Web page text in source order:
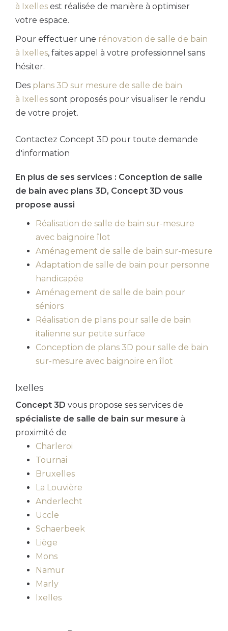
à Ixelles est réalisée de manière à optimiser
votre espace.
Pour effectuer une rénovation de salle de bain
à Ixelles, faites appel à votre professionnel sans
hésiter.
Des plans 3D sur mesure de salle de bain
à Ixelles sont proposés pour visualiser le rendu
de votre projet.
Contactez Concept 3D pour toute demande
d'information
En plus de ses services : Conception de salle
de bain avec plans 3D, Concept 3D vous
propose aussi
Réalisation de salle de bain sur-mesure
avec baignoire îlot
Aménagement de salle de bain sur-mesure
Adaptation de salle de bain pour personne
handicapée
Aménagement de salle de bain pour
séniors
Réalisation de plans pour salle de bain
italienne sur petite surface
Conception de plans 3D pour salle de bain
sur-mesure avec baignoire en îlot
Ixelles
Concept 3D vous propose ses services de
spécialiste de salle de bain sur mesure à
proximité de
Charleroi
Tournai
Bruxelles
La Louvière
Anderlecht
Uccle
Schaerbeek
Liège
Mons
Namur
Marly
Ixelles